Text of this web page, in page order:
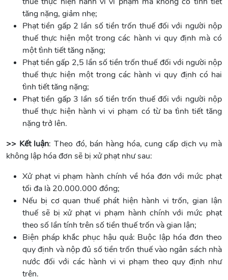
tăng nặng, giảm nhẹ;
Phạt tiền gấp 2 lần số tiền trốn thuế đối với người nộp
thuế thực hiện một trong các hành vi quy định mà có
một tình tiết tăng nặng;
Phạt tiền gấp 2,5 lần số tiền trốn thuế đối với người nộp
thuế thực hiện một trong các hành vi quy định có hai
tình tiết tăng nặng;
Phạt tiền gấp 3 lần số tiền trốn thuế đối với người nộp
thuế thực hiện hành vi vi phạm có từ ba tình tiết tăng
nặng trở lên.
>> Kết luận: Theo đó, bán hàng hóa, cung cấp dịch vụ mà
không lập hóa đơn sẽ bị xử phạt như sau:
Xử phạt vi phạm hành chính về hóa đơn với mức phạt
tối đa là 20.000.000 đồng;
Nếu bị cơ quan thuế phát hiện hành vi trốn, gian lận
thuế sẽ bị xử phạt vi phạm hành chính với mức phạt
theo số lần tính trên số tiền thuế trốn và gian lận;
Biện pháp khắc phục hậu quả: Buộc lập hóa đơn theo
quy định và nộp đủ số tiền trốn thuế vào ngân sách nhà
nước đối với các hành vi vi phạm theo quy định như
trên.